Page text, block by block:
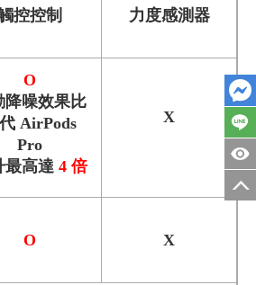
控控制 力度感測器
O
降噪效果比
AirPods
Pro
最高達 4 倍
X
O X